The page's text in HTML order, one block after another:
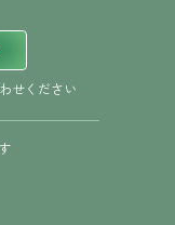
せください